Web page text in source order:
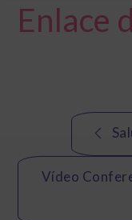
Enlace
deVídeo